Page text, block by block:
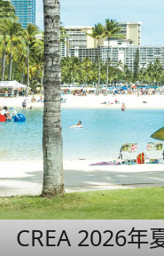
CREA 2026年